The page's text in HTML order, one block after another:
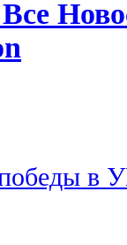
мирового
рейтинга
Уимблдона
победы